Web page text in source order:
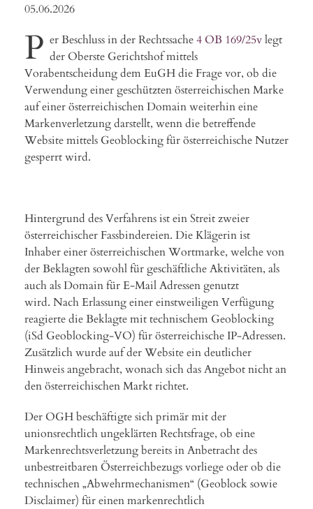
05.06.2026
P er Beschluss in der Rechtssache4 OB 169/25vlegt
der Oberste Gerichtshof mittels
Vorabentscheidung dem EuGH die Frage vor, ob die
Verwendung einer geschützten österreichischen Marke
auf einer österreichischen Domain weiterhin eine
Markenverletzung darstellt, wenn die betreffende
Website mittels Geoblocking für österreichische Nutzer
gesperrt wird.
Hintergrund des Verfahrens ist ein Streit zweier
österreichischer Fassbindereien. Die Klägerin ist
Inhaber einer österreichischen Wortmarke, welche von
der Beklagten sowohl für geschäftliche Aktivitäten, als
auch als Domain für E-Mail Adressen genutzt
wird. Nach Erlassung einer einstweiligen Verfügung
reagierte die Beklagte mit technischem Geoblocking
(iSd Geoblocking-VO) für österreichische IP-Adressen.
Zusätzlich wurde auf der Website ein deutlicher
Hinweis angebracht, wonach sich das Angebot nicht an
den österreichischen Markt richtet.
Der OGH beschäftigte sich primär mit der
unionsrechtlich ungeklärten Rechtsfrage, ob eine
Markenrechtsverletzung bereits in Anbetracht des
unbestreitbaren Österreichbezugs vorliege oder ob die
technischen „Abwehrmechanismen“ (Geoblock sowie
Disclaimer) für einen markenrechtlich